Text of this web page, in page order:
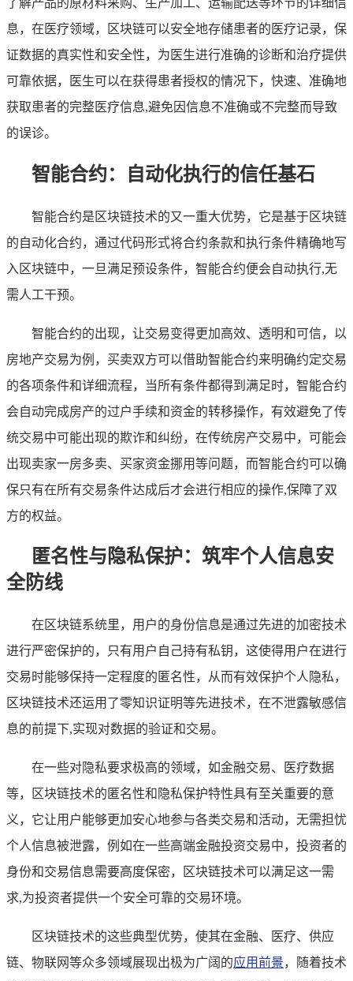
息，在医疗领域，区块链可以安全地存储患者的医疗记录，保
证数据的真实性和安全性，为医生进行准确的诊断和治疗提供
可靠依据，医生可以在获得患者授权的情况下，快速、准确地
获取患者的完整医疗信息,避免因信息不准确或不完整而导致
的误诊。
智能合约：自动化执行的信任基石
智能合约是区块链技术的又一重大优势，它是基于区块链
的自动化合约，通过代码形式将合约条款和执行条件精确地写
入区块链中，一旦满足预设条件，智能合约便会自动执行,无
需人工干预。
智能合约的出现，让交易变得更加高效、透明和可信，以
房地产交易为例，买卖双方可以借助智能合约来明确约定交易
的各项条件和详细流程，当所有条件都得到满足时，智能合约
会自动完成房产的过户手续和资金的转移操作，有效避免了传
统交易中可能出现的欺诈和纠纷，在传统房产交易中，可能会
出现卖家一房多卖、买家资金挪用等问题，而智能合约可以确
保只有在所有交易条件达成后才会进行相应的操作,保障了双
方的权益。
匿名性与隐私保护：筑牢个人信息安
全防线
在区块链系统里，用户的身份信息是通过先进的加密技术
进行严密保护的，只有用户自己持有私钥，这使得用户在进行
交易时能够保持一定程度的匿名性，从而有效保护个人隐私，
区块链技术还运用了零知识证明等先进技术，在不泄露敏感信
息的前提下,实现对数据的验证和交易。
在一些对隐私要求极高的领域，如金融交易、医疗数据
等，区块链技术的匿名性和隐私保护特性具有至关重要的意
义，它让用户能够更加安心地参与各类交易和活动，无需担忧
个人信息被泄露，例如在一些高端金融投资交易中，投资者的
身份和交易信息需要高度保密，区块链技术可以满足这一需
求,为投资者提供一个安全可靠的交易环境。
区块链技术的这些典型优势，使其在金融、医疗、供应
链、物联网等众多领域展现出极为广阔的应用前景，随着技术